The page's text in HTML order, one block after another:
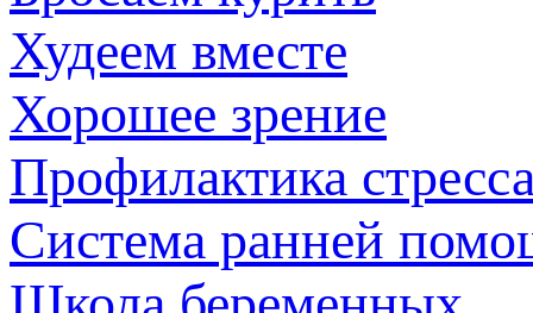
Худеем вместе
Хорошее зрение
Профилактика
Система ранней